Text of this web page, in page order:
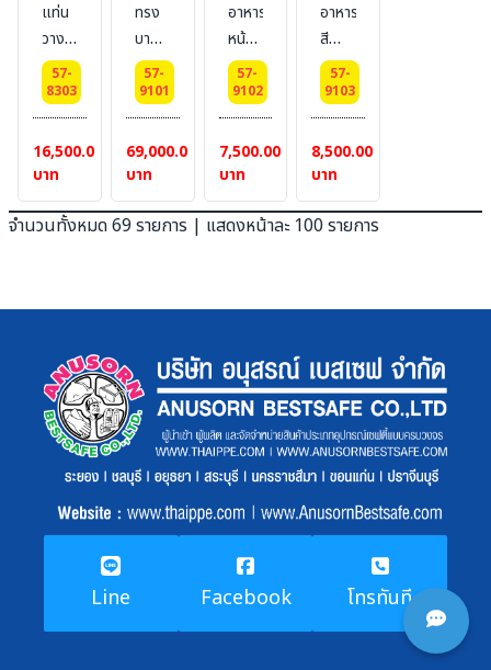
แท่น
วาง
ถัง
ขยะ
ขนาด
4
ช่อง
สำหรับ
ถัง
57-
8303
16,500.00
บาท
ทรง
บาหลี
ขนาด
พื้น
2.00
x
2.00
เมตร
หลังคา
ร่าสี
น้ำตาล)
57-
9101
69,000.00
บาท
อาหาร
หน้า
ขาว
ขนาด
75*180*75
cm.
พร้อม
ม้านั่ง
ยาว
57-
9102
7,500.00
บาท
อาหาร
สี
น้ำตาล
57-
9103
8,500.00
บาท
จำนวนทั้งหมด 69 รายการ | แสดงหน้าละ 100 รายการ
Line Facebook โทรทันที